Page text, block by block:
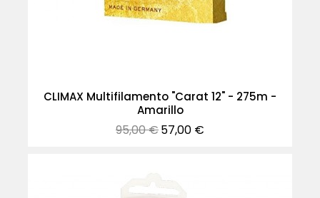
CLIMAX Multifilamento "Carat 12" - 275m -
Amarillo
Precio
normal
95,00 €Precio
57,00 €